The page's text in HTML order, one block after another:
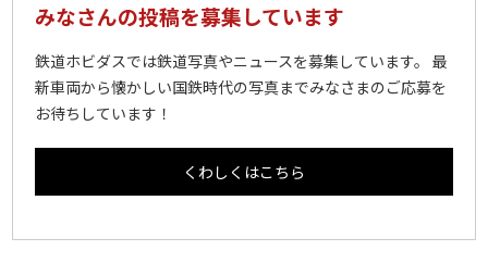
みなさんの投稿を募集しています
鉄道ホビダスでは鉄道写真やニュースを募集しています。 最
新車両から懐かしい国鉄時代の写真までみなさまのご応募を
お待ちしています！
くわしくはこちら